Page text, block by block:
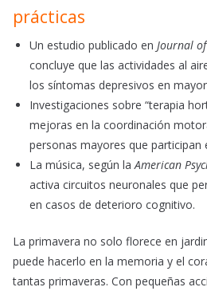
prácticas
Un estudio publicado en Journal
concluye que las actividades al
los síntomas depresivos en
Investigaciones sobre “terapia
mejoras en la coordinación
personas mayores que participan
La música, según laAmerican
activa circuitos neuronales que
en casos de deterioro cognitivo.
La primavera no solo florece en
puede hacerlo en la memoria y el
tantas primaveras. Con pequeñas